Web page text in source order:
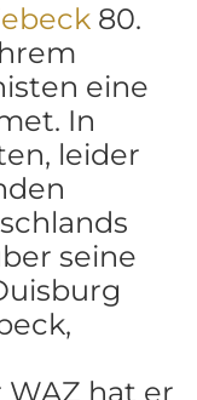
80.
eine
In
leider
seine
hat er